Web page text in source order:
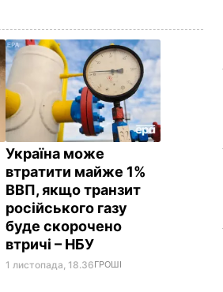
Україна може
втратити майже 1%
ВВП, якщо транзит
російського газу
буде скорочено
втричі – НБУ
1 листопада, 18.36ГРОШІ